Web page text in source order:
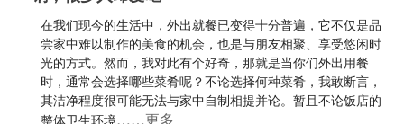
在我们现今的生活中，外出就餐已变得十分普遍，它不仅是品
尝家中难以制作的美食的机会，也是与朋友相聚、享受悠闲时
光的方式。然而，我对此有个好奇，那就是当你们外出用餐
时，通常会选择哪些菜肴呢？不论选择何种菜肴，我敢断言，
其洁净程度很可能无法与家中自制相提并论。暂且不论饭店的
整体卫生环境……更多